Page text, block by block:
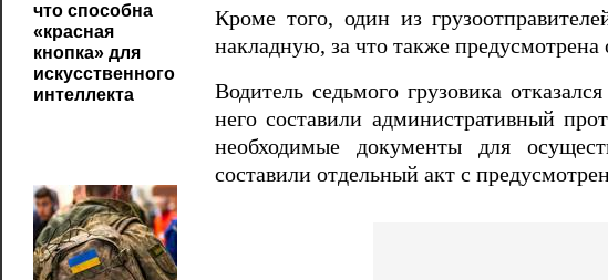
что способна
«красная
кнопка» для
искусственного
интеллекта
Кроме того, один из
накладную, за что также предусмотрена
Водитель седьмого грузовика
него составили административный
необходимые документы для
составили отдельный акт с